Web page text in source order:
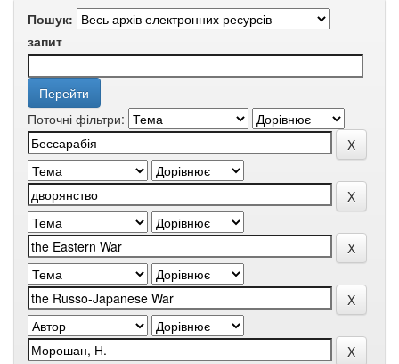
Пошук:
запит
Поточні фільтри: